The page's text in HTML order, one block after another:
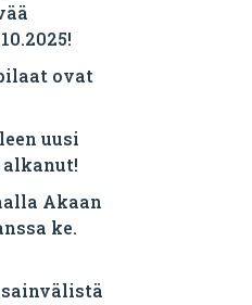
ovat
uusi
Akaan
ke.